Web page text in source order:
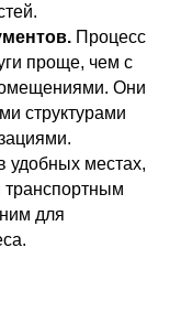
Процесс
проще, чем с
Они
структурами
удобных местах,
транспортным
для